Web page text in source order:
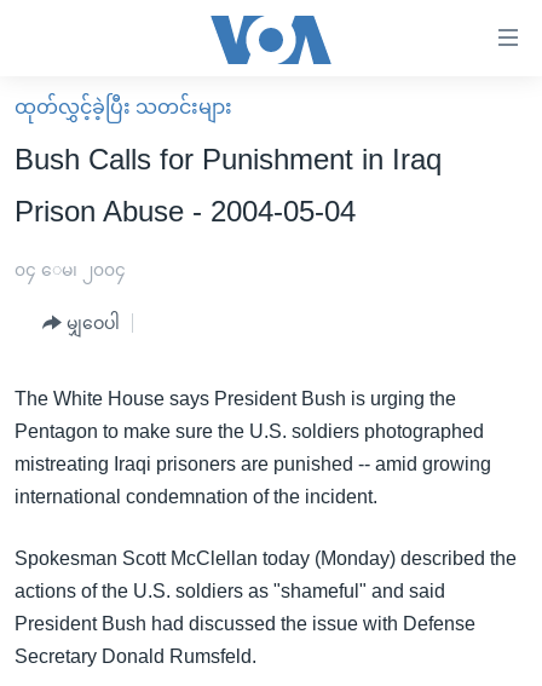
လွယ်ကူ
စေ
သည့်
များ
အ
ညွန်း
စာမျက်နှာ
သို့
မူလစာမျက်နှာ
မြန်မာ
ကမ္ဘာ့သတင်းများ
အစ္စရေး-ပါလက်စတိုင်း
ရပ်ဝန်းတခု လမ်းတခု အလွန်
အင်္ဂလိပ်စာလေ့လာမယ်
အမေရိကန်သုံးအီဒီယံ
မကြေးမုံရဲ့ အင်္ဂလိပ်စာ
သုတပဒေသာ အင်္ဂလိပ်စာ
အပတ်စဉ်ကဏ္ဍများ
ရေဒီယို
ရေဒီယိုနှင့်ရုပ်သံ အချက်အလက်များ
Learning English
ဗွီအိုအေ လူမှုကွန်ယက်များ
ထုတ်လွှင့်ခဲ့ပြီး သတင်းများ
Bush Calls for Punishment in Iraq
Prison Abuse - 2004-05-04
၀၄ ေမ၊ ၂၀၀၄
မျှဝေပါ
The White House says President Bush is urging the
Pentagon to make sure the U.S. soldiers photographed
mistreating Iraqi prisoners are punished -- amid growing
international condemnation of the incident.
Spokesman Scott McClellan today (Monday) described the
actions of the U.S. soldiers as "shameful" and said
President Bush had discussed the issue with Defense
Secretary Donald Rumsfeld.